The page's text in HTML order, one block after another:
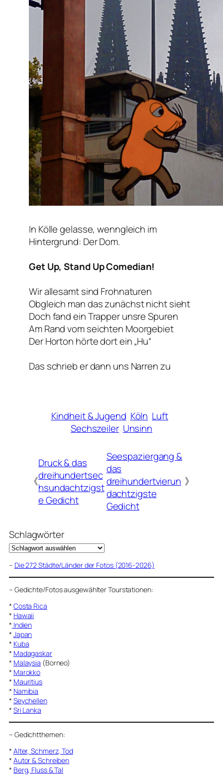
In Kölle gelasse, wenngleich im
Hintergrund: Der Dom.
Get Up, Stand Up Comedian!
Wir allesamt sind Frohnaturen
Obgleich man das zunächst nicht sieht
Doch fand ein Trapper unsre Spuren
Am Rand vom seichten Moorgebiet
Der Horton hörte dort ein „Hu“
Das schrieb er dann uns Narren zu
Kindheit & Jugend Köln Luft
Sechszeiler Unsinn
《
Druck & das
dreihundertsec
hsundachtzigst
e Gedicht
Seespaziergang &
das
dreihundertvierun
dachtzigste
Gedicht
》
Schlagwörter
– Die 272 Städte/Länder der Fotos (2016-2026)
– Gedichte/Fotos ausgewählter Tourstationen:
* Costa Rica
* Hawaii
* Indien
* Japan
* Kuba
* Madagaskar
* Malaysia (Borneo)
* Marokko
* Mauritius
* Namibia
* Seychellen
* Sri Lanka
– Gedichtthemen:
* Alter, Schmerz, Tod
* Autor & Schreiben
* Berg, Fluss & Tal